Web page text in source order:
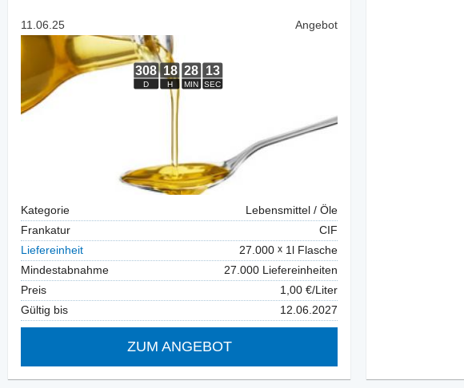
11.06.25 Angebot
Kategorie
Lebensmittel / Öle
Frankatur
CIF
Liefereinheit
27.000
1l Flasche
Mindestabnahme
27.000 Liefereinheiten
Preis
1,00 €/Liter
Gültig bis
12.06.2027
ZUM ANGEBOT